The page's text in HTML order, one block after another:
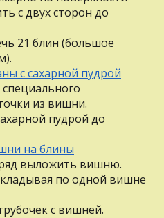
с двух сторон до
21 блин (большое
из вишни.
пудрой до
выложить вишню.
по одной вишне
с вишней.